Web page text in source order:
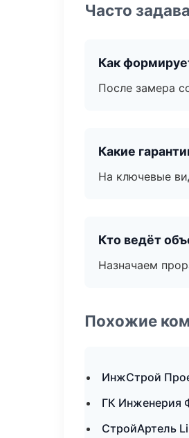
Часто
Как
После замера
Какие
На ключевые
Кто ведёт
Назначаем
Похожие
ИнжСтрой
ГК Инженерия
СтройАртель